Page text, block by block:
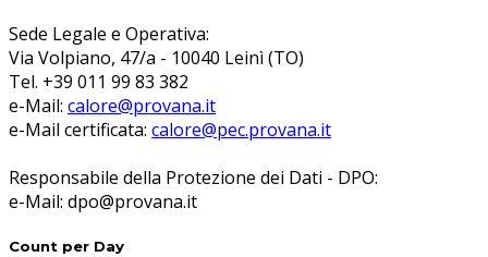
Sede Legale e Operativa:
Via Volpiano, 47/a - 10040 Leinì (TO)
Tel. +39 011 99 83 382
e-Mail: calore@provana.it
e-Mail certificata: calore@pec.provana.it
Responsabile della Protezione dei Dati - DPO:
e-Mail: dpo@provana.it
Count per Day